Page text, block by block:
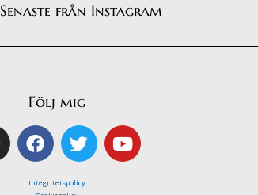
Senaste från Instagram
Följ mig
Integritetspolicy